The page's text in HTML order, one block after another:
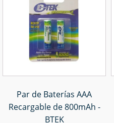
Par de Baterías AAA
Recargable de 800mAh -
BTEK